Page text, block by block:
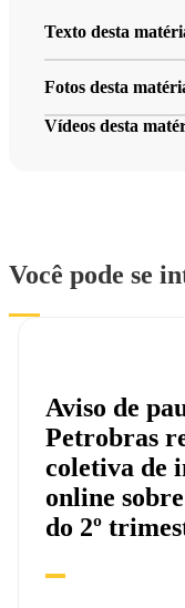
Texto desta
Fotos desta
Vídeos desta
Você pode se
Aviso de
Petrobras
coletiva de
online
do 2º